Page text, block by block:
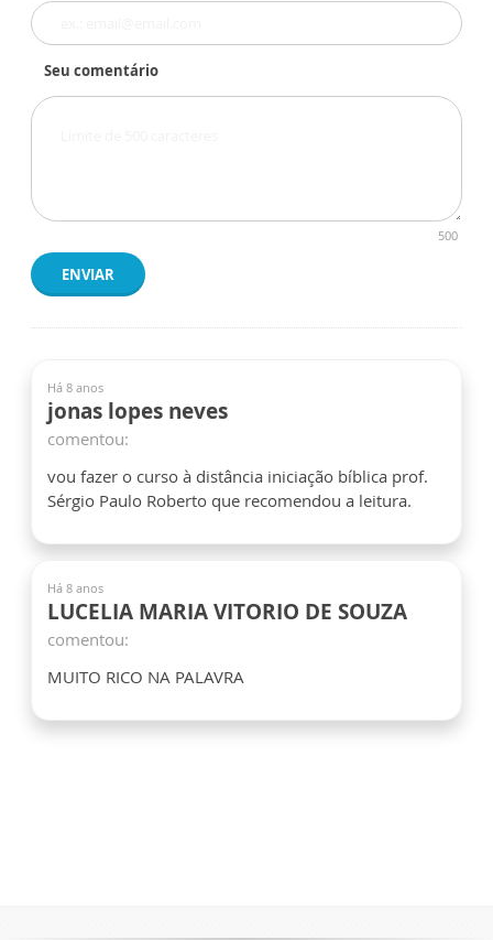
Seu comentário
500
ENVIAR
Há 8 anos
jonas lopes neves
comentou:
vou fazer o curso à distância iniciação bíblica prof.
Sérgio Paulo Roberto que recomendou a leitura.
Há 8 anos
LUCELIA MARIA VITORIO DE SOUZA
comentou:
MUITO RICO NA PALAVRA